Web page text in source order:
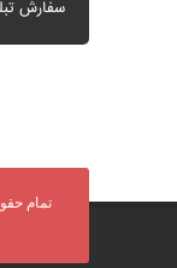
سفارش تبلیغات
تمام حقوق